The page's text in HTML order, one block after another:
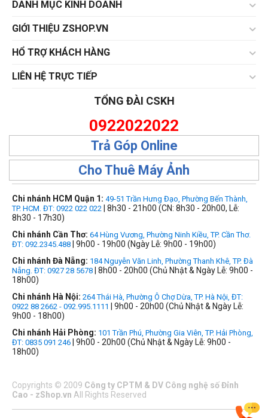
DANH MỤC KINH DOANH
GIỚI THIỆU ZSHOP.VN
HỔ TRỢ KHÁCH HÀNG
LIÊN HỆ TRỰC TIẾP
TỔNG ĐÀI CSKH
0922022022
Trả Góp Online
Cho Thuê Máy Ảnh
Chi nhánh HCM Quận 1: 49-51 Trần Hưng Đạo, Phường Bến Thành,
TP. HCM. ĐT: 0922 022 022 | 8h30 - 21h00 (CN: 8h30 - 20h00, Lễ:
8h30 - 17h30)
Chi nhánh Cần Thơ: 64 Hùng Vương, Phường Ninh Kiều, TP. Cần Thơ.
ĐT: 092.2345.488 | 9h00 - 19h00 (Ngày Lễ: 9h00 - 19h00)
Chi nhánh Đà Nẵng: 184 Nguyễn Văn Linh, Phường Thanh Khê, TP. Đà
Nẵng. ĐT: 0927 28 5678 | 8h00 - 20h00 (Chủ Nhật & Ngày Lễ: 9h00 -
18h00)
Chi nhánh Hà Nội: 264 Thái Hà, Phường Ô Chợ Dừa, TP. Hà Nội, ĐT:
0922 88 2662 - 092.995.1111
| 9h00 - 20h00 (Chủ Nhật & Ngày Lễ:
9h00 - 18h00)
Chi nhánh Hải Phòng: 101 Trần Phú, Phường Gia Viên, TP. Hải Phòng,
ĐT: 0835 091 246 | 9h00 - 20h00 (Chủ Nhật & Ngày Lễ: 9h00 -
18h00)
Copyrights © 2009 Công ty CPTM & DV Công nghệ số Đỉnh
Cao - zShop.vn All Rights Reserved